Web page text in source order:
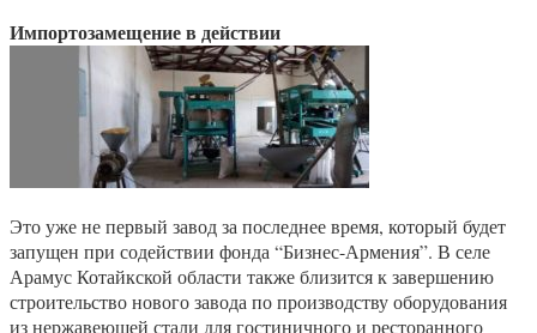
Импортозамещение в действии
Это уже не первый завод за последнее время, который будет
запущен при содействии фонда “Бизнес-Армения”. В селе
Арамус Котайкской области также близится к завершению
строительство нового завода по производству оборудования
из нержавеющей стали для гостиничного и ресторанного